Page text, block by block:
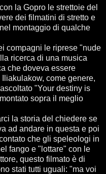
la Gopro le strettoie del
dei filmatini di stretto e
montaggio di qualche
compagni le riprese "nude
ricerca di una musica
che doveva essere
come genere,
"Your destiny is
sopra il meglio
la storia del chiedere se
ad andare in questa e poi
che gli speleologi in
fango e "lottare" con le
questo filmato è di
stati tutti uguali: "ma voi